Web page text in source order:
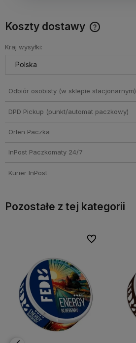
Koszty dostawy
Kraj wysyłki:
Odbiór osobisty(w sklepie stacjonarnym)
DPD Pickup (punkt/automat paczkowy)
Orlen Paczka
InPost Paczkomaty 24/7
Kurier InPost
Pozostałe z tej kategorii
Do ulubionych
Do ulubionych